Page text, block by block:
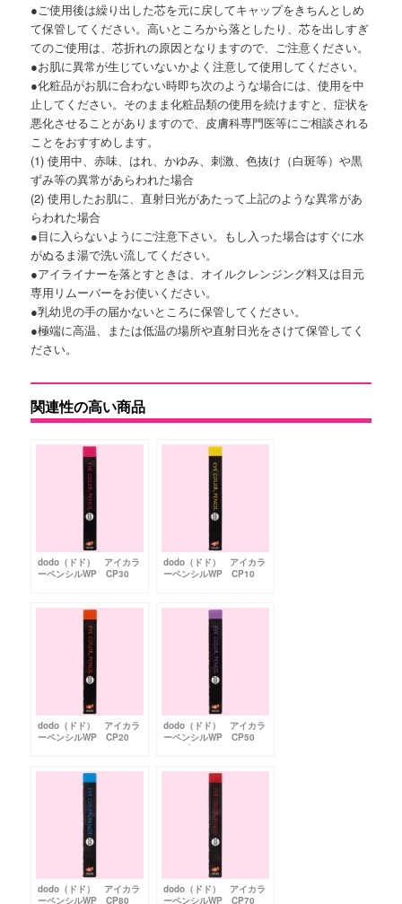
●ご使用後は繰り出した芯を元に戻してキャップをきちんとしめ
て保管してください。高いところから落としたり、芯を出しすぎ
てのご使用は、芯折れの原因となりますので、ご注意ください。
●お肌に異常が生じていないかよく注意して使用してください。
●化粧品がお肌に合わない時即ち次のような場合には、使用を中
止してください。そのまま化粧品類の使用を続けますと、症状を
悪化させることがありますので、皮膚科専門医等にご相談される
ことをおすすめします。
(1) 使用中、赤味、はれ、かゆみ、刺激、色抜け（白斑等）や黒
ずみ等の異常があらわれた場合
(2) 使用したお肌に、直射日光があたって上記のような異常があ
らわれた場合
●目に入らないようにご注意下さい。もし入った場合はすぐに水
がぬるま湯で洗い流してください。
●アイライナーを落とすときは、オイルクレンジング料又は目元
専用リムーバーをお使いください。
●乳幼児の手の届かないところに保管してください。
●極端に高温、または低温の場所や直射日光をさけて保管してく
ださい。
関連性の高い商品
dodo（ドド） アイカラ
ーペンシルWP CP30
dodo（ドド） アイカラ
ーペンシルWP CP10
dodo（ドド） アイカラ
ーペンシルWP CP20
dodo（ドド） アイカラ
ーペンシルWP CP50
パープル
dodo（ドド） アイカラ
ーペンシルWP CP80
dodo（ドド） アイカラ
ーペンシルWP CP70